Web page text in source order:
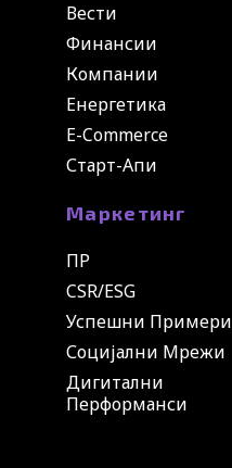
Вести
Финансии
Компании
Енергетика
E-Commerce
Старт-Апи
Маркетинг
ПР
CSR/ESG
Успешни Примери
Социјални Мрежи
Дигитални
Перформанси